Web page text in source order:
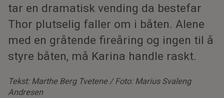
tar en dramatisk vending da bestefar
Thor plutselig faller om i båten. Alene
med en gråtende fireåring og ingen til å
styre båten, må Karina handle raskt.
Tekst: Marthe Berg Tvetene / Foto: Marius Svaleng
Andresen